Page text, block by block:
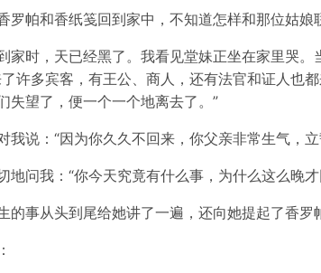
罗帕和香纸笺回到家中，不知道怎样和那位姑娘
家时，天已经黑了。我看见堂妹正坐在家里哭
了许多宾客，有王公、商人，还有法官和证人也
失望了，便一个一个地离去了。”
我说：“因为你久久不回来，你父亲非常生气，
地问我：“你今天究竟有什么事，为什么这么晚
的事从头到尾给她讲了一遍，还向她提起了香